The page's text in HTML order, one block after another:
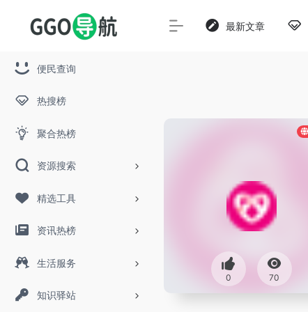
便民查询
热搜榜
聚合热榜
资源搜索
精选工具
资讯热榜
生活服务
知识驿站
最新文章
0 70